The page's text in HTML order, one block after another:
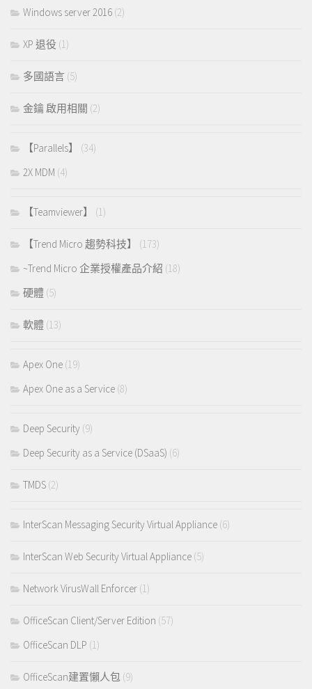
Windows server 2016 (2)
XP 退役 (1)
多國語言 (5)
金鑰 啟用相關 (2)
【Parallels】
(34)
2X MDM (4)
【Teamviewer】 (1)
【Trend Micro 趨勢科技】
(173)
~Trend Micro 企業授權產品介紹 (18)
硬體 (5)
軟體 (13)
Apex One (19)
Apex One as a Service (8)
Deep Security (9)
Deep Security as a Service (DSaaS) (6)
TMDS (2)
InterScan Messaging Security Virtual Appliance (6)
InterScan Web Security Virtual Appliance (5)
Network VirusWall Enforcer (1)
OfficeScan Client/Server Edition (57)
OfficeScan DLP (1)
OfficeScan建置懶人包 (9)